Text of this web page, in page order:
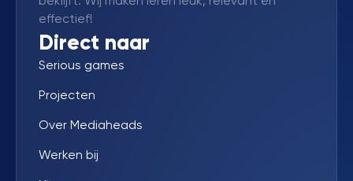
effectief!
Direct naar
Serious games
Projecten
Over Mediaheads
Werken bij